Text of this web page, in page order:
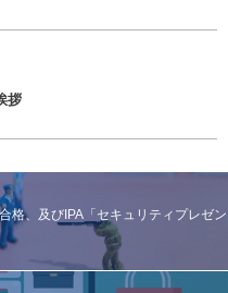
拶
格、及びIPA「セキュリティプレゼン